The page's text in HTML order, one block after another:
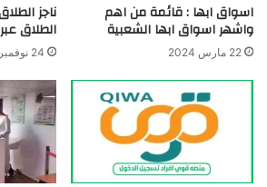
اسواق ابها : قائمة من اهم
واشهر اسواق ابها الشعبية
22 مارس 2024
ناجز
الطلاق
24 نوفمبر 2024